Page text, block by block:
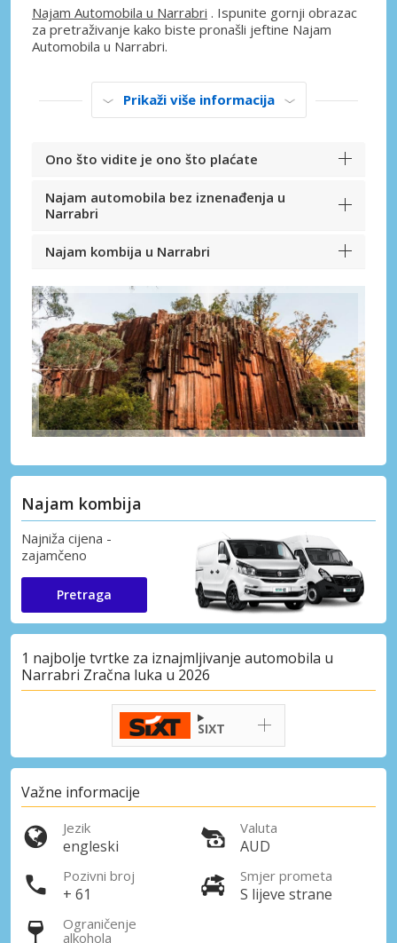
Najam Automobila u Narrabri . Ispunite gornji obrazac
za pretraživanje kako biste pronašli jeftine Najam
Automobila u Narrabri.
Prikaži više informacija
Ono što vidite je ono što plaćate
Najam automobila bez iznenađenja u
Narrabri
Najam kombija u Narrabri
Najam kombija
Najniža cijena -
zajamčeno
Pretraga
1 najbolje tvrtke za iznajmljivanje automobila u
Narrabri Zračna luka u 2026
SIXT
Važne informacije
Jezik
engleski
Valuta
AUD
Pozivni broj
+ 61
Smjer prometa
S lijeve strane
Ograničenje
alkohola